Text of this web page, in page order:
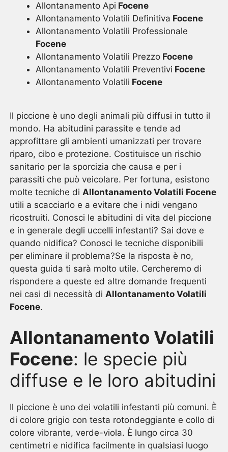
Allontanamento Api Focene
Allontanamento Volatili Definitiva Focene
Allontanamento Volatili Professionale
Focene
Allontanamento Volatili Prezzo Focene
Allontanamento Volatili Preventivi Focene
Allontanamento Volatili Focene
Il piccione è uno degli animali più diffusi in tutto il
mondo. Ha abitudini parassite e tende ad
approfittare gli ambienti umanizzati per trovare
riparo, cibo e protezione. Costituisce un rischio
sanitario per la sporcizia che causa e per i
parassiti che può veicolare. Per fortuna, esistono
molte tecniche diAllontanamento Volatili Focene
utili a scacciarlo e a evitare che i nidi vengano
ricostruiti. Conosci le abitudini di vita del piccione
e in generale degli uccelli infestanti? Sai dove e
quando nidifica? Conosci le tecniche disponibili
per eliminare il problema?Se la risposta è no,
questa guida ti sarà molto utile. Cercheremo di
rispondere a queste ed altre domande frequenti
nei casi di necessità diAllontanamento Volatili
Focene.
Allontanamento Volatili
Focene: le specie più
diffuse e le loro abitudini
Il piccione è uno dei volatili infestanti più comuni. È
di colore grigio con testa rotondeggiante e collo di
colore vibrante, verde-viola. È lungo circa 30
centimetri e nidifica facilmente in qualsiasi luogo